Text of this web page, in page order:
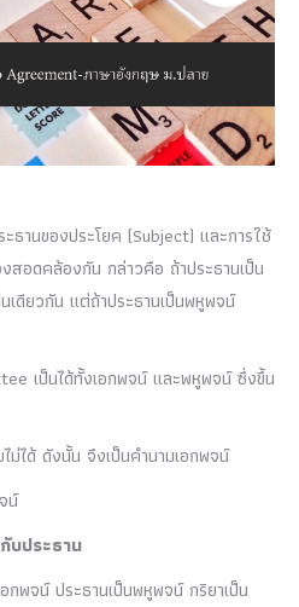
ะธานของประโยค (Subject) และการใช้
สอดคล้องกัน กล่าวคือ ถ้าประธานเป็น
เดียวกัน แต่ถ้าประธานเป็นพหูพจน์
เป็นได้ทั้งเอกพจน์ และพหูพจน์ ซึ่งขึ้น
ได้ ดังนั้น จึงเป็นคำนามเอกพจน์
น์
บประธาน
กพจน์ ประธานเป็นพหูพจน์ กริยาเป็น